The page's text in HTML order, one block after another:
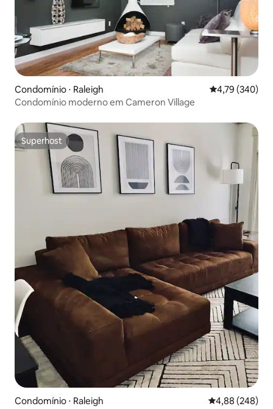
Condomínio ⋅ Raleigh 4,79 de uma
4,79 (340)
Condomínio moderno em Cameron Village
Superhost
Superhost
Condomínio ⋅ Raleigh 4,88 de uma
4,88 (248)